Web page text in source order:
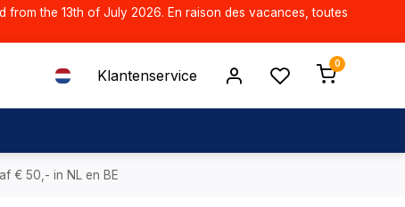
from the 13th of July 2026. En raison des vacances, toutes
Klantenservice
0
€ 50,- in NL en BE